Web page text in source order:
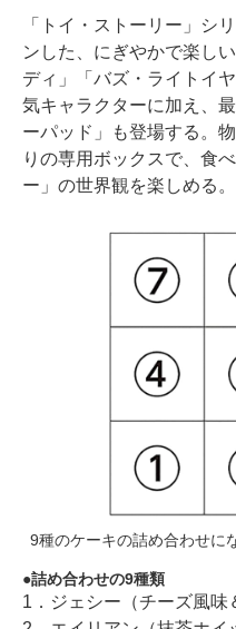
「トイ・ストーリー」シ
ンした、にぎやかで楽し
ディ」「バズ・ライトイ
気キャラクターに加え、
ーパッド」も登場する。
りの専用ボックスで、食
ー」の世界観を楽しめる。
9種のケーキの詰め合わせに
詰め合わせの9種類
1．ジェシー（チーズ風味